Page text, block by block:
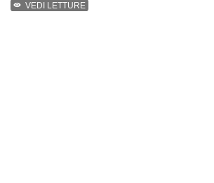
VEDI LETTURE